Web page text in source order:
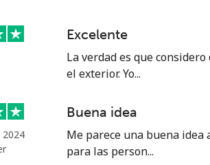
Excelente
La verdad es que
el exterior. Yo...
Buena idea
Me parece una buena
para las person...